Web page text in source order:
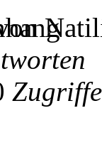
Zugriffe